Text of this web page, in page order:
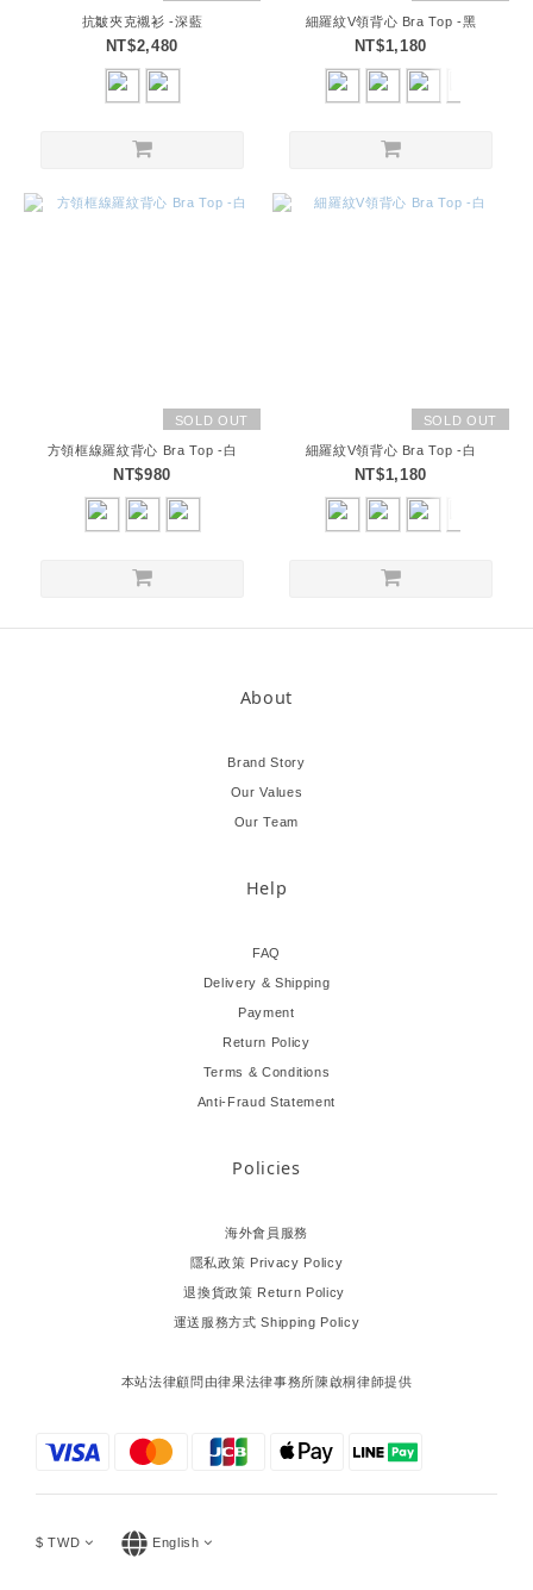
抗皺夾克襯衫 -深藍
NT$2,480
細羅紋V領背心 Bra Top -黑
NT$1,180
SOLD OUT
方領框線羅紋背心 Bra Top -白
NT$980
SOLD OUT
細羅紋V領背心 Bra Top -白
NT$1,180
About
Brand Story
Our Values
Our Team
Help
FAQ
Delivery & Shipping
Payment
Return Policy
Terms & Conditions
Anti-Fraud Statement
Policies
海外會員服務
隱私政策 Privacy Policy
退換貨政策 Return Policy
運送服務方式 Shipping Policy
本站法律顧問由律果法律事務所陳啟桐律師提供
$ TWD English